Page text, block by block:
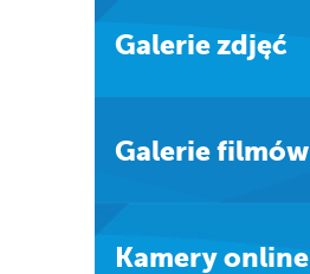
Galerie zdjęć
Galerie filmów
Kamery online